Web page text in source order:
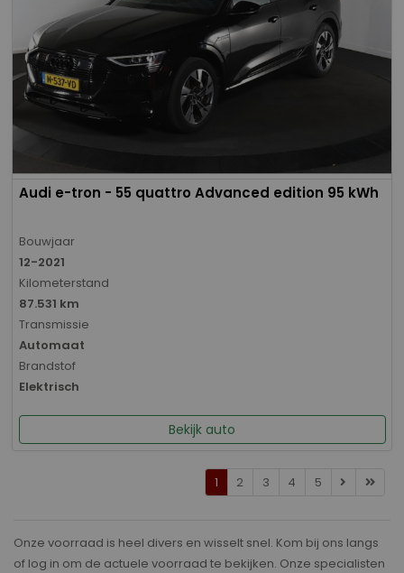
Audi e-tron - 55 quattro Advanced edition 95 kWh
Bouwjaar
12-2021
Kilometerstand
87.531 km
Transmissie
Automaat
Brandstof
Elektrisch
Bekijk auto
1 2 3 4 5
Onze voorraad is heel divers en wisselt snel. Kom bij ons langs
of log in om de actuele voorraad te bekijken. Onze specialisten